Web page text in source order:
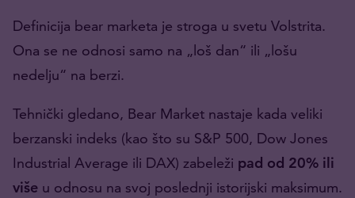
Definicija bear marketa je stroga u svetu Volstrita.
Ona se ne odnosi samo na „loš dan“ ili „lošu
nedelju“ na berzi.
Tehnički gledano, Bear Market nastaje kada veliki
berzanski indeks (kao što su S&P 500, Dow Jones
Industrial Average ili DAX) zabeleži pad od 20% ili
više u odnosu na svoj poslednji istorijski maksimum.